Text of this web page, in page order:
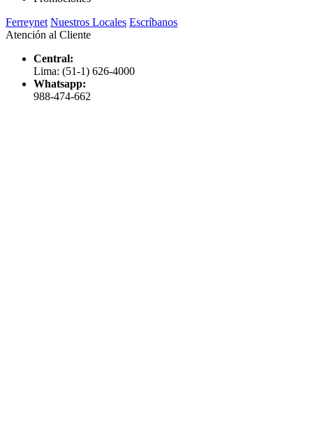
Ferreynet Nuestros Locales Escríbanos
Atención al Cliente
Central:
Lima: (51-1) 626-4000
Whatsapp:
988-474-662